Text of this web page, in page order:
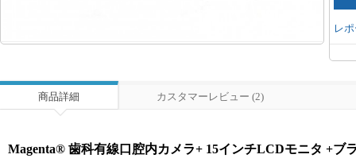
レ
商品詳細 カスタマーレビュー (2)
Magenta® 歯科有線口腔内カメラ+ 15インチLCDモニタ +ブ